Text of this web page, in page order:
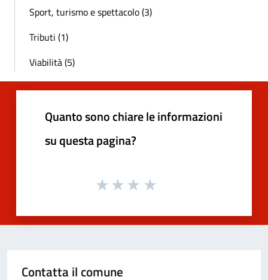
Sport, turismo e spettacolo (3)
Tributi (1)
Viabilità (5)
Quanto sono chiare le informazioni
su questa pagina?
Contatta il comune